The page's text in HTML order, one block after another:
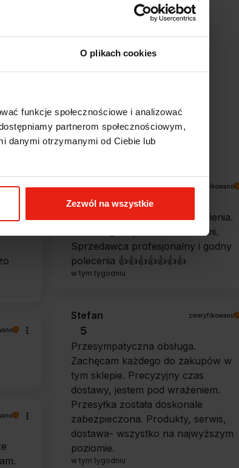
O plikach cookies
funkcje społecznościowe i analizować
partnerom społecznościowym,
danymi otrzymanymi od Ciebie lub
Zezwól na wszystkie
filtry
Magdalena zweryfikowano
5
Ekspresowa realizacja zamówienia.
Towar zgodny z oczekiwaniami.
Sprzedawca profesjonalny i godny
polecenia 👍️👍️👍️👍️👍️👍️👍️
w tym tygodniu
Stefan zweryfikowano
5
Przesympatyczna obsługa.
Zachęcam każdego do zakupów w
tym sklepie. Precyzyjny czas
dostawy, jestem pod wrażeniem.
Przesyłka została doskonale
zabezpieczona. Produkty, serwis,
dostawa- wszystko na najwyższym
poziomie.
w tym tygodniu